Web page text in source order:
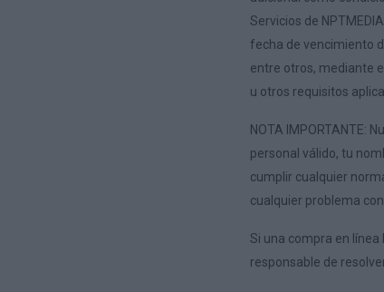
Servicios de
fecha de vencimiento
entre otros, mediante
u otros requisitos
NOTA IMPORTANTE:
personal válido, tu
cumplir cualquier
cualquier problema con
Si una compra en
responsable de